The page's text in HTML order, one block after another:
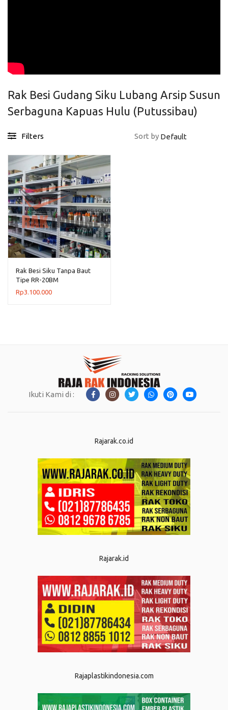
Rak Besi Gudang Siku Lubang Arsip Susun
Serbaguna Kapuas Hulu (Putussibau)
Filters Sort by
Rak Besi Siku Tanpa Baut
Tipe RR-20BM
Rp3.100.000
Ikuti Kami di :
Rajarak.co.id
Rajarak.id
Rajaplastikindonesia.com